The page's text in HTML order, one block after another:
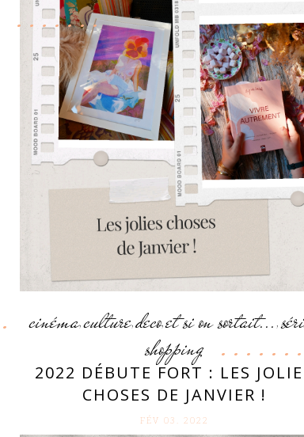
cinéma,culture,deco,et si on sortait... ,
shopping
2022 DÉBUTE FORT : LES
CHOSES DE JANVIER !
FÉV 03. 2022